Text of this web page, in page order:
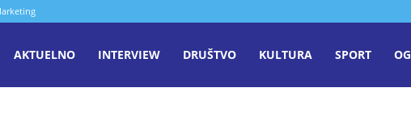
AKTUELNO INTERVIEW DRUŠTVO KULTURA SPORT